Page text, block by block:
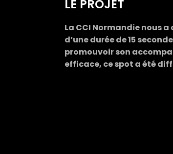
LE PROJET
La CCI Normandie nous
d’une durée de 15
promouvoir son
efficace, ce spot a été